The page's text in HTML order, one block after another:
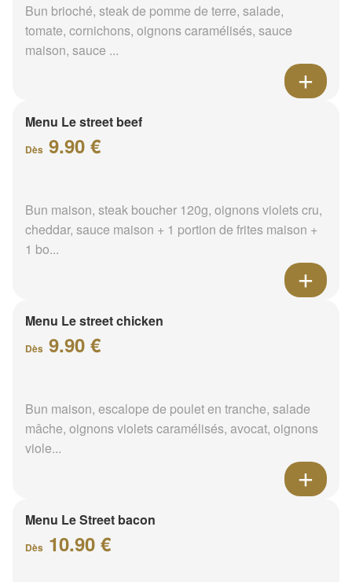
Bun brioché, steak de pomme de terre, salade,
tomate, cornichons, oignons caramélisés, sauce
maison, sauce ...
Menu Le street beef
Dès 9.90 €
Bun maison, steak boucher 120g, oignons violets cru,
cheddar, sauce maison + 1 portion de frites maison +
1 bo...
Menu Le street chicken
Dès 9.90 €
Bun maison, escalope de poulet en tranche, salade
mâche, oignons violets caramélisés, avocat, oignons
viole...
Menu Le Street bacon
Dès 10.90 €